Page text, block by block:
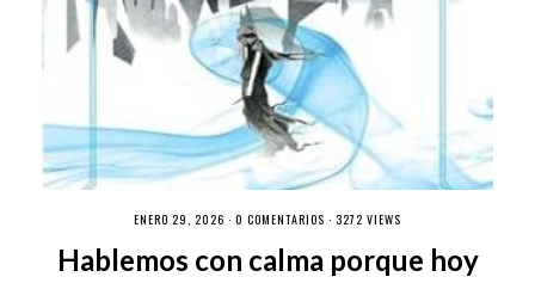
ENERO 29, 2026 · 0 COMENTARIOS · 3272 VIEWS
Hablemos con calma porque hoy